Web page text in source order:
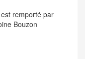
remporté par
Bouzon